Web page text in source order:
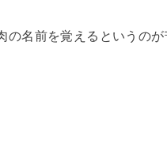
名前を覚えるというのが